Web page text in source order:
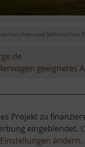
und böhmischen
geeignetes
Projekt zu
eingeblendet.
Einstellungen ändern.